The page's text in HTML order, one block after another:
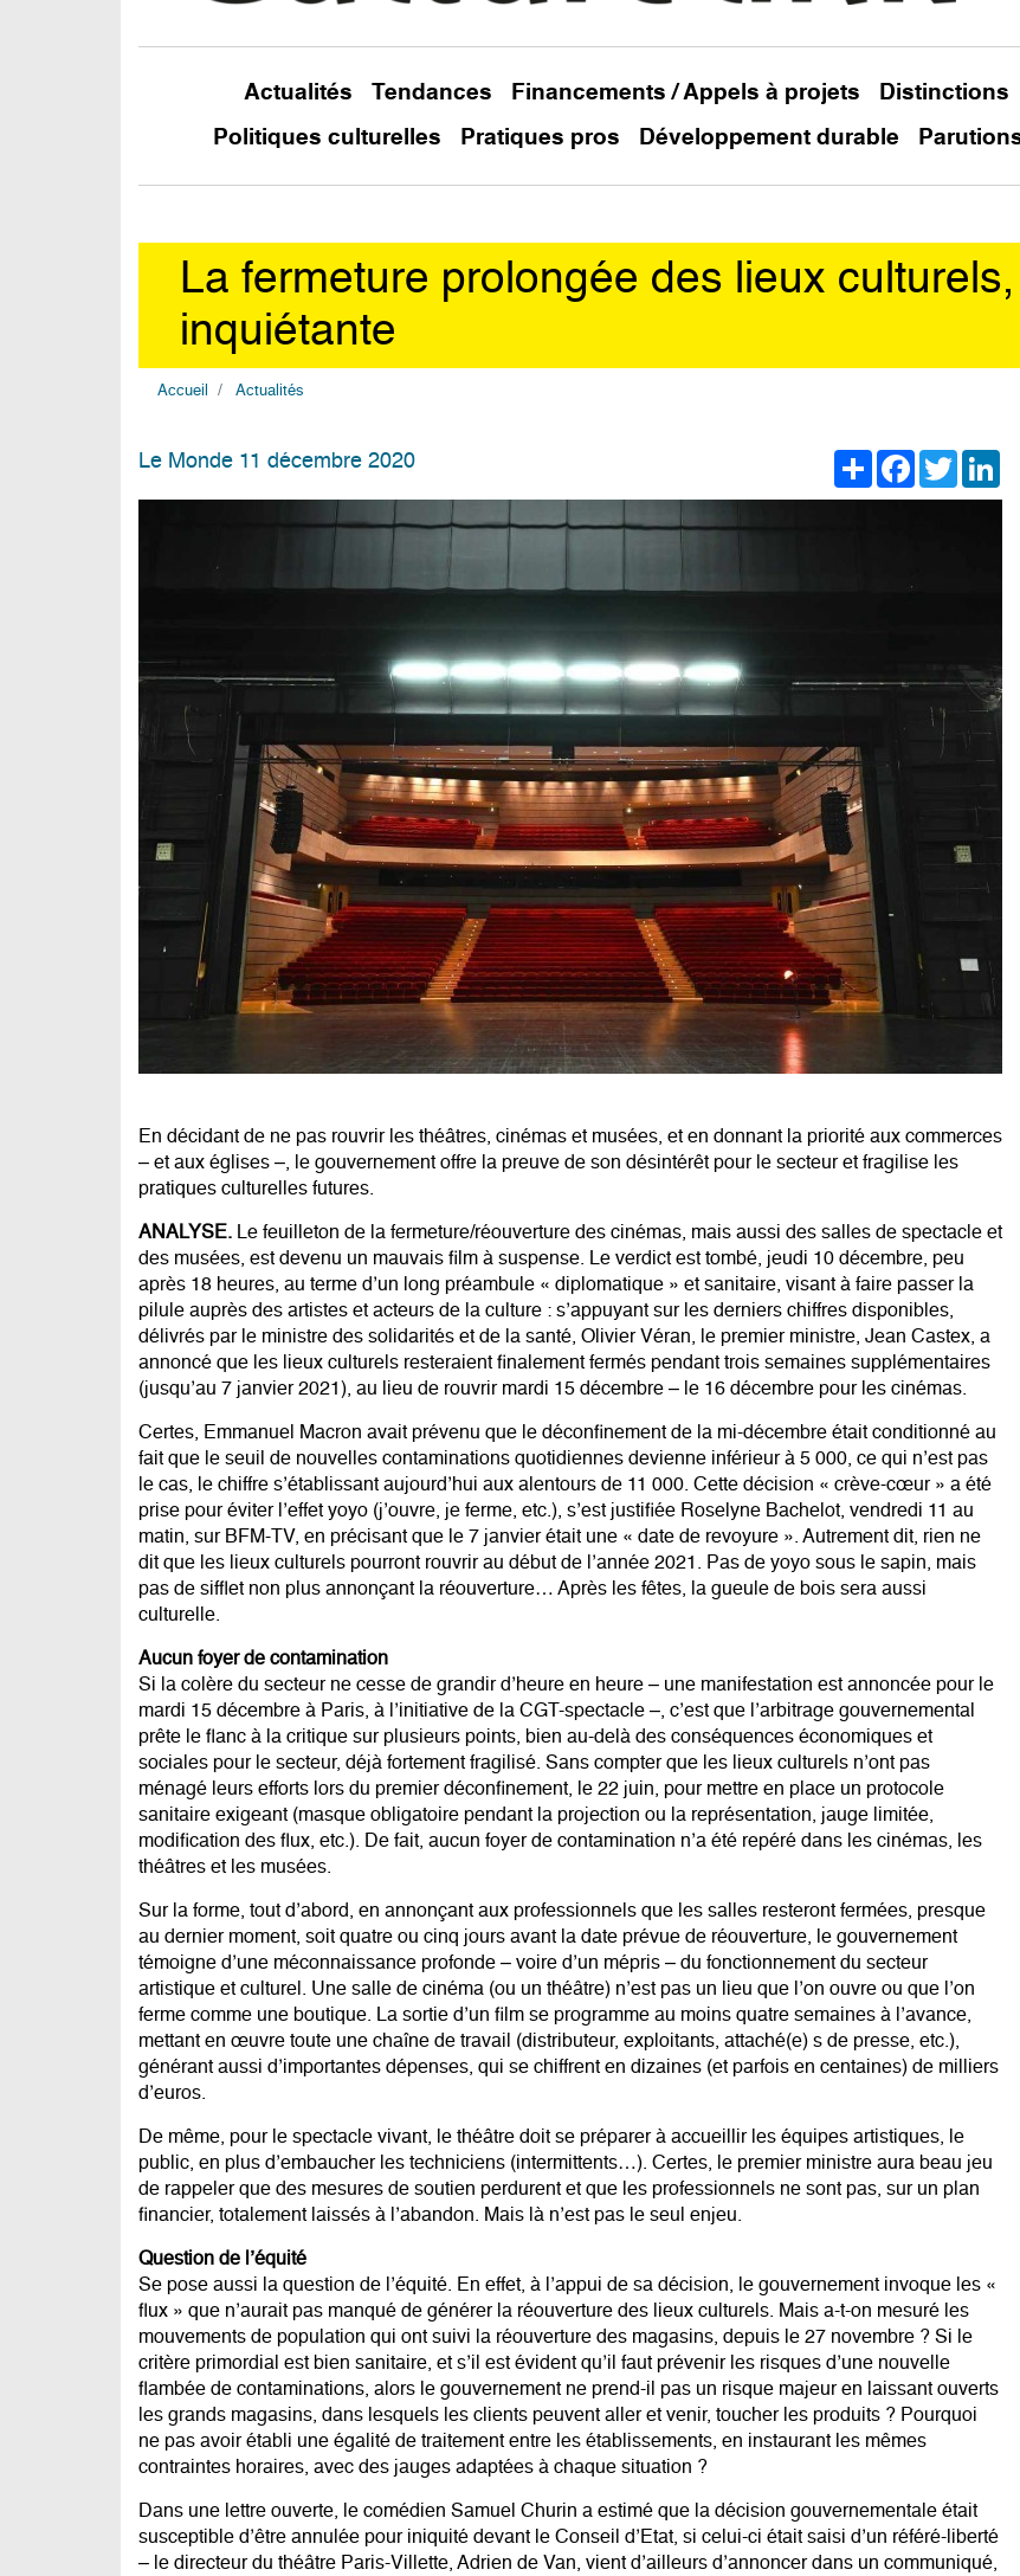
Actualités Tendances Financements / Appels à projets Distinctions
Politiques culturelles
Pratiques pros Développement durable
La fermeture prolongée des lieux
inquiétante
Accueil Actualités
ShareFacebook
Twitter
Le Monde 11 décembre 2020
En décidant de ne pas rouvrir les théâtres, cinémas et musées, et en donnant la priorité aux commerces
– et aux églises –, le gouvernement offre la preuve de son désintérêt pour le secteur et fragilise les
pratiques culturelles futures.
ANALYSE. Le feuilleton de la fermeture/réouverture des cinémas, mais aussi des salles de spectacle et
des musées, est devenu un mauvais film à suspense. Le verdict est tombé, jeudi 10 décembre, peu
après 18 heures, au terme d’un long préambule « diplomatique » et sanitaire, visant à faire passer la
pilule auprès des artistes et acteurs de la culture : s’appuyant sur les derniers chiffres disponibles,
délivrés par le ministre des solidarités et de la santé, Olivier Véran, le premier ministre, Jean Castex, a
annoncé que les lieux culturels resteraient finalement fermés pendant trois semaines supplémentaires
(jusqu’au 7 janvier 2021), au lieu de rouvrir mardi 15 décembre – le 16 décembre pour les cinémas.
Certes, Emmanuel Macron avait prévenu que le déconfinement de la mi-décembre était conditionné au
fait que le seuil de nouvelles contaminations quotidiennes devienne inférieur à 5 000, ce qui n’est pas
le cas, le chiffre s’établissant aujourd’hui aux alentours de 11 000. Cette décision « crève-cœur » a été
prise pour éviter l’effet yoyo (j’ouvre, je ferme, etc.), s’est justifiée Roselyne Bachelot, vendredi 11 au
matin, sur BFM-TV, en précisant que le 7 janvier était une « date de revoyure ». Autrement dit, rien ne
dit que les lieux culturels pourront rouvrir au début de l’année 2021. Pas de yoyo sous le sapin, mais
pas de sifflet non plus annonçant la réouverture… Après les fêtes, la gueule de bois sera aussi
culturelle.
Aucun foyer de contamination
Si la colère du secteur ne cesse de grandir d’heure en heure – une manifestation est annoncée pour le
mardi 15 décembre à Paris, à l’initiative de la CGT-spectacle –, c’est que l’arbitrage gouvernemental
prête le flanc à la critique sur plusieurs points, bien au-delà des conséquences économiques et
sociales pour le secteur, déjà fortement fragilisé. Sans compter que les lieux culturels n’ont pas
ménagé leurs efforts lors du premier déconfinement, le 22 juin, pour mettre en place un protocole
sanitaire exigeant (masque obligatoire pendant la projection ou la représentation, jauge limitée,
modification des flux, etc.). De fait, aucun foyer de contamination n’a été repéré dans les cinémas, les
théâtres et les musées.
Sur la forme, tout d’abord, en annonçant aux professionnels que les salles resteront fermées, presque
au dernier moment, soit quatre ou cinq jours avant la date prévue de réouverture, le gouvernement
témoigne d’une méconnaissance profonde – voire d’un mépris – du fonctionnement du secteur
artistique et culturel. Une salle de cinéma (ou un théâtre) n’est pas un lieu que l’on ouvre ou que l’on
ferme comme une boutique. La sortie d’un film se programme au moins quatre semaines à l’avance,
mettant en œuvre toute une chaîne de travail (distributeur, exploitants, attaché(e) s de presse, etc.),
générant aussi d’importantes dépenses, qui se chiffrent en dizaines (et parfois en centaines) de milliers
d’euros.
De même, pour le spectacle vivant, le théâtre doit se préparer à accueillir les équipes artistiques, le
public, en plus d’embaucher les techniciens (intermittents…). Certes, le premier ministre aura beau jeu
de rappeler que des mesures de soutien perdurent et que les professionnels ne sont pas, sur un plan
financier, totalement laissés à l’abandon. Mais là n’est pas le seul enjeu.
Question de l’équité
Se pose aussi la question de l’équité. En effet, à l’appui de sa décision, le gouvernement invoque les «
flux » que n’aurait pas manqué de générer la réouverture des lieux culturels. Mais a-t-on mesuré les
mouvements de population qui ont suivi la réouverture des magasins, depuis le 27 novembre ? Si le
critère primordial est bien sanitaire, et s’il est évident qu’il faut prévenir les risques d’une nouvelle
flambée de contaminations, alors le gouvernement ne prend-il pas un risque majeur en laissant ouverts
les grands magasins, dans lesquels les clients peuvent aller et venir, toucher les produits ? Pourquoi
ne pas avoir établi une égalité de traitement entre les établissements, en instaurant les mêmes
contraintes horaires, avec des jauges adaptées à chaque situation ?
Dans une lettre ouverte, le comédien Samuel Churin a estimé que la décision gouvernementale était
susceptible d’être annulée pour iniquité devant le Conseil d’Etat, si celui-ci était saisi d’un référé-liberté
– le directeur du théâtre Paris-Villette, Adrien de Van, vient d’ailleurs d’annoncer dans un communiqué,